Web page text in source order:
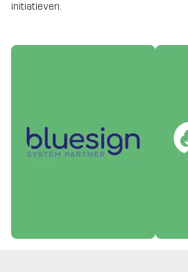
initiatieven.